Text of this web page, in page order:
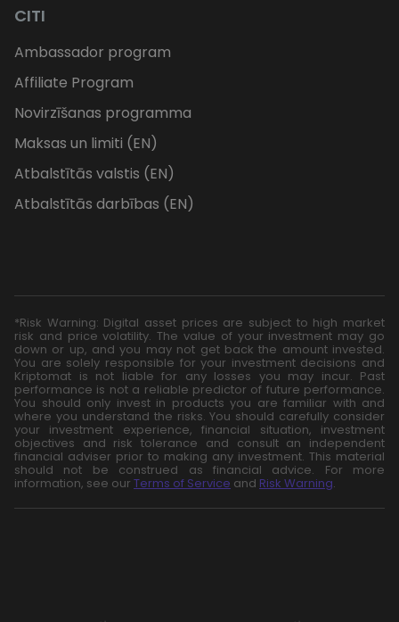
CITI
Ambassador program
Affiliate Program
Novirzīšanas programma
Maksas un limiti (EN)
Atbalstītās valstis (EN)
Atbalstītās darbības (EN)
*Risk Warning: Digital asset prices are subject to high market
risk and price volatility. The value of your investment may go
down or up, and you may not get back the amount invested.
You are solely responsible for your investment decisions and
Kriptomat is not liable for any losses you may incur. Past
performance is not a reliable predictor of future performance.
You should only invest in products you are familiar with and
where you understand the risks. You should carefully consider
your investment experience, financial situation, investment
objectives and risk tolerance and consult an independent
financial adviser prior to making any investment. This material
should not be construed as financial advice. For more
information, see our Terms of Service and Risk Warning.